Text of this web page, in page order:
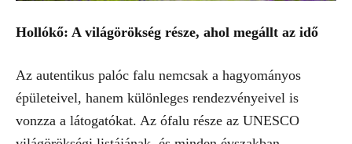
Hollókő: A világörökség része, ahol megállt az idő
Az autentikus palóc falu nemcsak a hagyományos
épületeivel, hanem különleges rendezvényeivel is
vonzza a látogatókat. Az ófalu része az UNESCO